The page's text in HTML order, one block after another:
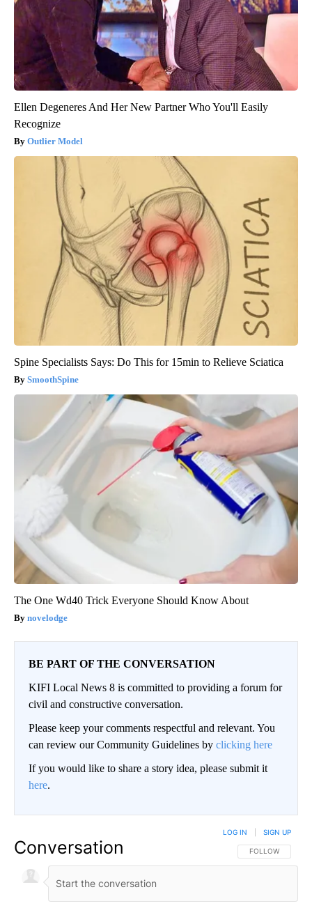
Ellen Degeneres And Her New Partner Who You'll Easily
Recognize
Outlier Model
Spine Specialists Says: Do This for 15min to Relieve Sciatica
SmoothSpine
The One Wd40 Trick Everyone Should Know About
novelodge
BE PART OF THE CONVERSATION
KIFI Local News 8 is committed to providing a forum for
civil and constructive conversation.
Please keep your comments respectful and relevant. You
can review our Community Guidelines by clicking here
If you would like to share a story idea, please submit it
here.
Conversation FOLLOW THIS
FOLLOW
LOG IN SIGN UP